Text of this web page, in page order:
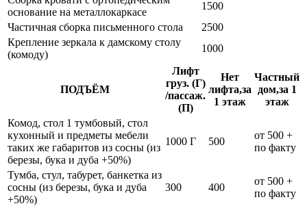
основание на металлокаркасе
1500
Частичная сборка письменного стола
2500
Крепление зеркала к дамскому столу
(комоду)
1000
ПОДЪЁМ
Лифт
груз. (Г)
/пассаж.
(П)
Нет
лифта,за
1 этаж
Частный
дом,за 1
этаж
Комод, стол 1 тумбовый, стол
кухонный и предметы мебели
таких же габаритов из сосны (из
березы, бука и дуба +50%)
1000 Г 500
от 500 +
по факту
Тумба, стул, табурет, банкетка из
сосны (из березы, бука и дуба
+50%)
300 400
от 500 +
по факту